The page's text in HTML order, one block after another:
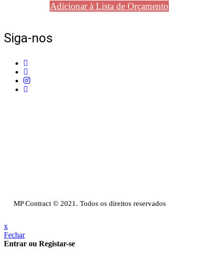
Adicionar à Lista de Orçamento
Siga-nos
MP Contract © 2021. Todos os direitos reservados
x
Fechar
Entrar ou Registar-se